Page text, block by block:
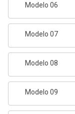
Modelo 06
Modelo 07
Modelo 08
Modelo 09